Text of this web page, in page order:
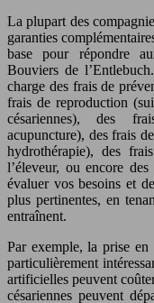
La plupart des
garanties
base pour répondre
Bouviers de
charge des frais de
frais de reproduction
césariennes), des
acupuncture), des frais
hydrothérapie), des
l’éleveur, ou encore
évaluer vos besoins et
plus pertinentes, en
entraînent.
Par exemple, la prise
particulièrement
artificielles peuvent
césariennes peuvent